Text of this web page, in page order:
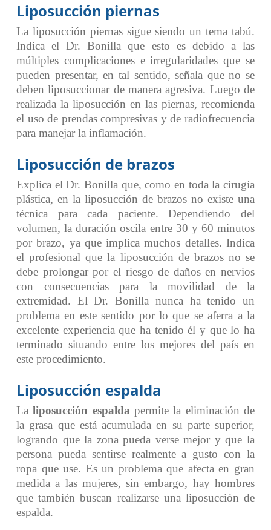
Liposucción piernas
La liposucción piernas sigue siendo un tema tabú.
Indica el Dr. Bonilla que esto es debido a las
múltiples complicaciones e irregularidades que se
pueden presentar, en tal sentido, señala que no se
deben liposuccionar de manera agresiva. Luego de
realizada la liposucción en las piernas, recomienda
el uso de prendas compresivas y de radiofrecuencia
para manejar la inflamación.
Liposucción de brazos
Explica el Dr. Bonilla que, como en toda la cirugía
plástica, en la liposucción de brazos no existe una
técnica para cada paciente. Dependiendo del
volumen, la duración oscila entre 30 y 60 minutos
por brazo, ya que implica muchos detalles. Indica
el profesional que la liposucción de brazos no se
debe prolongar por el riesgo de daños en nervios
con consecuencias para la movilidad de la
extremidad. El Dr. Bonilla nunca ha tenido un
problema en este sentido por lo que se aferra a la
excelente experiencia que ha tenido él y que lo ha
terminado situando entre los mejores del país en
este procedimiento.
Liposucción espalda
Laliposucción espalda permite la eliminación de
la grasa que está acumulada en su parte superior,
logrando que la zona pueda verse mejor y que la
persona pueda sentirse realmente a gusto con la
ropa que use. Es un problema que afecta en gran
medida a las mujeres, sin embargo, hay hombres
que también buscan realizarse una liposucción de
espalda.